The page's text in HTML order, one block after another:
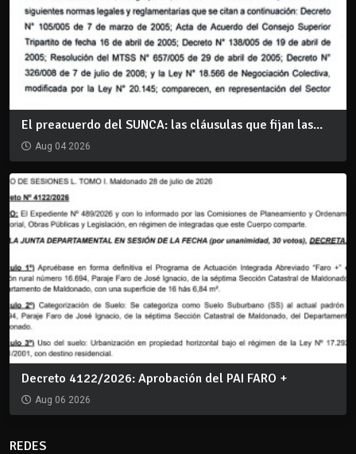
El preacuerdo del SUNCA: las cláusulas que fijan las...
Aug 04 2026
Decreto 4122/2026: Aprobación del PAI FARO +
Aug 06 2026
REDES